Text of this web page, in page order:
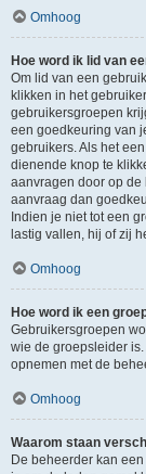
Omhoog
Hoe word ik lid van
Om lid van een
klikken in het
gebruikersgroepen
een goedkeuring van
gebruikers. Als het
dienende knop te
aanvragen door op
aanvraag dan
Indien je niet tot een
lastig vallen, hij of zij
Omhoog
Hoe word ik een
Gebruikersgroepen
wie de groepsleider
opnemen met de
Omhoog
Waarom staan
De beheerder kan